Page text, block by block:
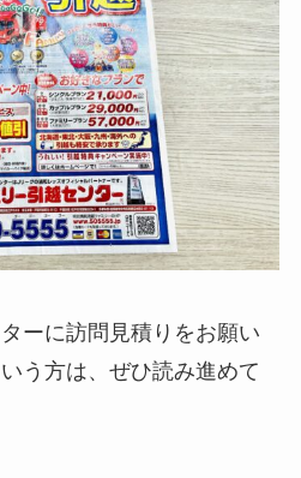
ーに訪問見積りをお願い
う方は、ぜひ読み進めて